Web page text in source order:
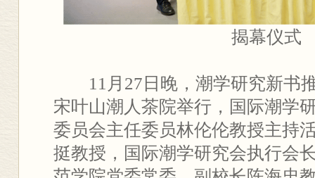
揭幕仪式
11月27日晚，潮学研究新书
宋叶山潮人茶院举行，国际潮学
委员会主任委员林伦伦教授主持
挺教授，国际潮学研究会执行会